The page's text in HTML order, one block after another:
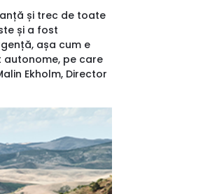
și trec de toate
și a fost
așa cum e
autonome, pe care
Ekholm, Director